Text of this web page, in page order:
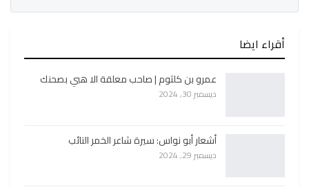
أقراء ايضا
عمرو بن كلثوم | صاحب معلقة الا هبي بصحنك
ديسمبر 30, 2024
أشعار أبو نواس: سيرة شاعر الخمر التائب
ديسمبر 29, 2024